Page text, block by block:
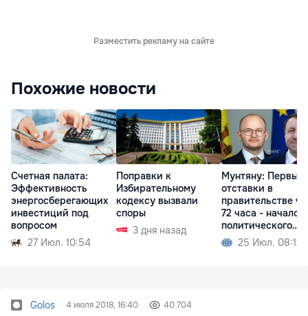
Разместить рекламу на сайте
Похожие новости
Счетная палата:
Эффективность
энергосберегающих
инвестиций под
вопросом
27 Июл. 10:54
Поправки к
Избирательному
кодексу вызвали
споры
3 дня назад
Мунтяну: Первые
отставки в
правительстве
72 часа - начало
политического
кризиса
25 Июл. 08:12
Golos 4 июля 2018, 16:40 40 704